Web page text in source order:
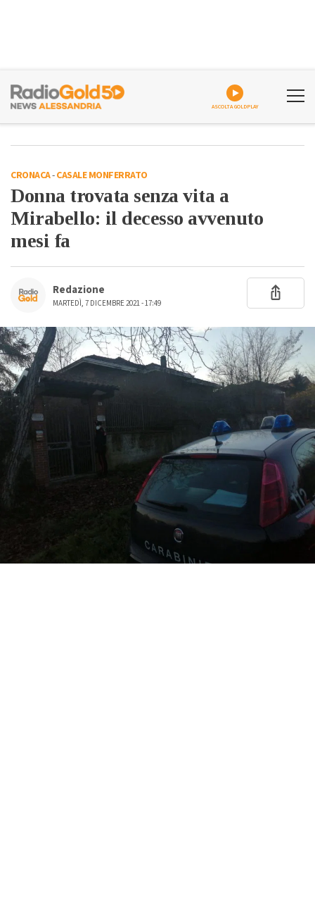
ASCOLTA GOLDPLAY
CRONACA-CASALE MONFERRATO
Donna trovata senza vita a
Mirabello: il decesso avvenuto
mesi fa
Redazione
MARTEDÌ, 7 DICEMBRE 2021 - 17:49